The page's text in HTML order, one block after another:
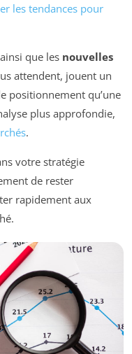
les tendances pour
que les nouvelles
attendent, jouent un
positionnement qu’une
plus approfondie,
.
votre stratégie
de rester
rapidement aux